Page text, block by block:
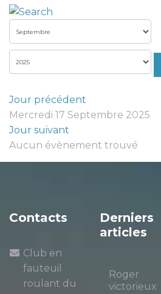
Jour précédent
Mercredi 17 Septembre 2025
Jour suivant
Aucun évènement trouvé
Contacts
Club en
fauteuil
roulant du
Derniers
articles
Roger
victorieux